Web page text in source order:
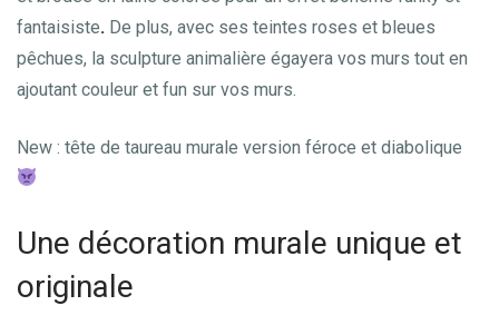
fantaisiste. De plus, avec ses teintes roses et bleues
pêchues, la sculpture animalière égayera vos murs tout en
ajoutant couleur et fun sur vos murs.
New : tête de taureau murale version féroce et diabolique
Une décoration murale unique et
originale